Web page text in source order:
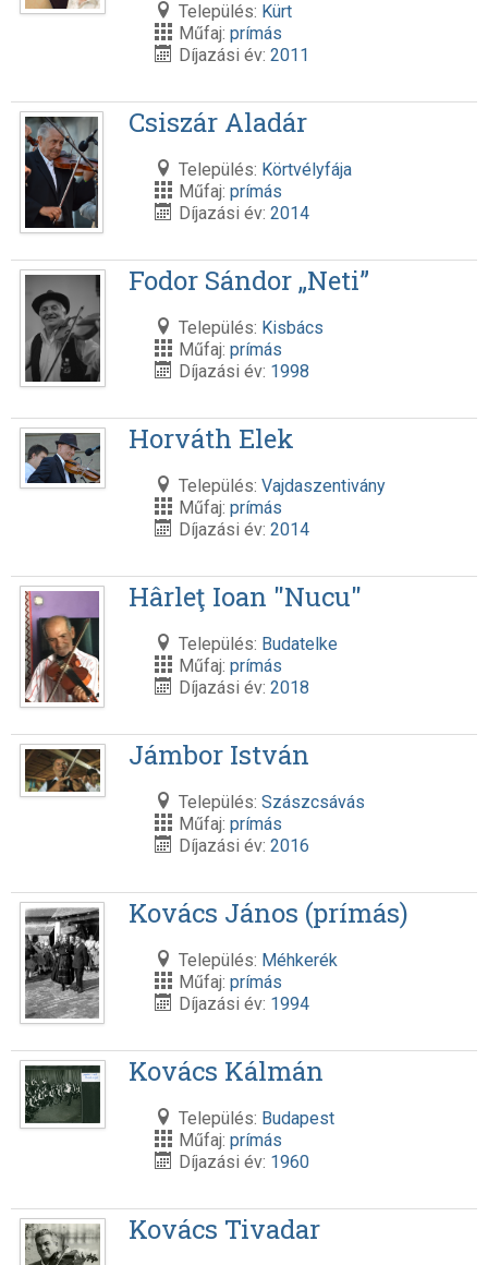
Település: Kürt
Műfaj: prímás
Díjazási év: 2011
Csiszár Aladár
Település: Körtvélyfája
Műfaj: prímás
Díjazási év: 2014
Fodor Sándor „Neti”
Település: Kisbács
Műfaj: prímás
Díjazási év: 1998
Horváth Elek
Település: Vajdaszentivány
Műfaj: prímás
Díjazási év: 2014
Hârleţ Ioan "Nucu"
Település: Budatelke
Műfaj: prímás
Díjazási év: 2018
Jámbor István
Település: Szászcsávás
Műfaj: prímás
Díjazási év: 2016
Kovács János (prímás)
Település: Méhkerék
Műfaj: prímás
Díjazási év: 1994
Kovács Kálmán
Település: Budapest
Műfaj: prímás
Díjazási év: 1960
Kovács Tivadar